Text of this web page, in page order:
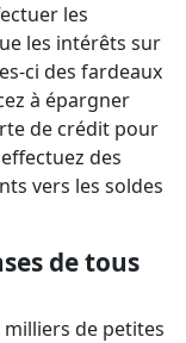
les
les intérêts sur
ci des fardeaux
à épargner
de crédit pour
des
vers les soldes
de tous
de petites